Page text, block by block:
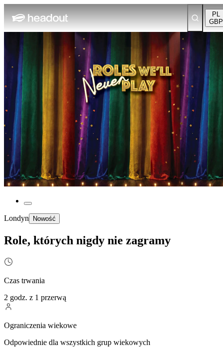
PL
GBP
Londyn Nowość
Role, których nigdy nie zagramy
Czas trwania
2 godz. z 1 przerwą
Ograniczenia wiekowe
Odpowiednie dla wszystkich grup wiekowych